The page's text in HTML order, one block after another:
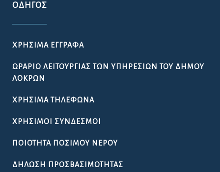
ΟΔΗΓΌΣ
ΧΡΉΣΙΜΑ ΈΓΓΡΑΦΑ
ΩΡΆΡΙΟ ΛΕΙΤΟΥΡΓΊΑΣ ΤΩΝ ΥΠΗΡΕΣΙΏΝ ΤΟΥ ΔΉΜΟΥ
ΛΟΚΡΏΝ
ΧΡΉΣΙΜΑ ΤΗΛΈΦΩΝΑ
ΧΡΉΣΙΜΟΙ ΣΎΝΔΕΣΜΟΙ
ΠΟΙΌΤΗΤΑ ΠΌΣΙΜΟΥ ΝΕΡΟΎ
ΔΉΛΩΣΗ ΠΡΟΣΒΑΣΙΜΌΤΗΤΑΣ